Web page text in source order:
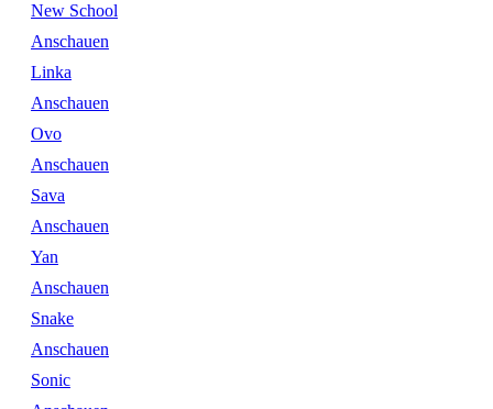
New School
Anschauen
Linka
Anschauen
Ovo
Anschauen
Sava
Anschauen
Yan
Anschauen
Snake
Anschauen
Sonic